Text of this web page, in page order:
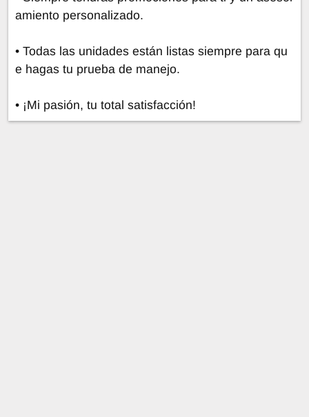
amiento personalizado.
• Todas las unidades están listas siempre para qu
e hagas tu prueba de manejo.
• ¡Mi pasión, tu total satisfacción!